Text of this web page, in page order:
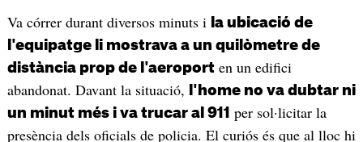
Va córrer durant diversos minuts i
la ubicació de
l'equipatge li mostrava a un quilòmetre de
distància prop de l'aeroporten un edifici
abandonat. Davant la situació,
l'home no va dubtar ni
un minut més i va trucar al 911 per sol·licitar la
presència dels oficials de policia. El curiós és que al lloc hi